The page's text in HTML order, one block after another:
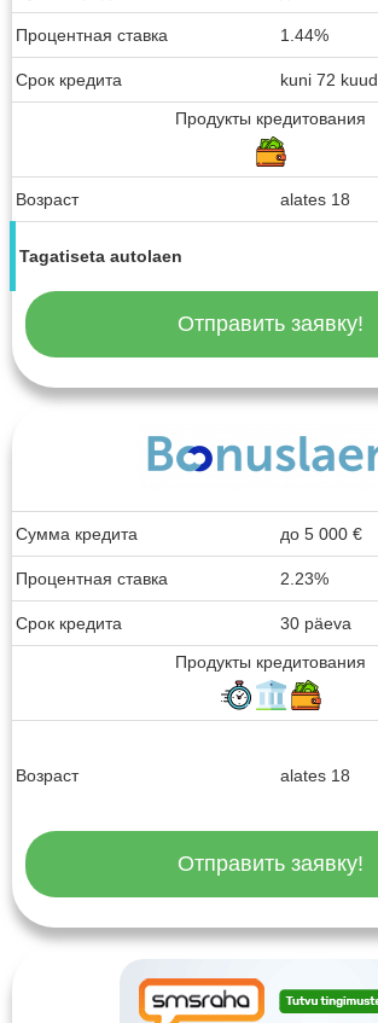
Процентная ставка 1.44%
Срок кредита
kuni 72 kuud
Продукты кредитования
Возраст alates 18
Tagatiseta autolaen
Отправить заявку!
Сумма кредита до 5 000 €
Процентная ставка 2.23%
Срок кредита
30 päeva
Продукты кредитования
Возраст alates 18
Отправить заявку!